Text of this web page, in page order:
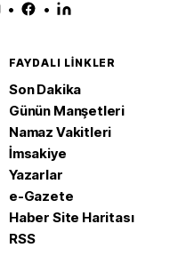
• •
FAYDALI LINKLER
Son Dakika
Günün Manşetleri
Namaz Vakitleri
İmsakiye
Yazarlar
e-Gazete
Haber Site Haritası
RSS